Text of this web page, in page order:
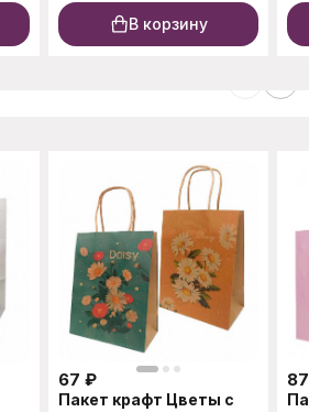
В корзину
67 ₽
Пакет крафт Цветы с
87